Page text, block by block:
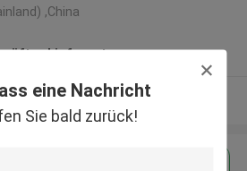
eine Nachricht
Sie bald zurück!
,China
Lieferant
Sie mehr an